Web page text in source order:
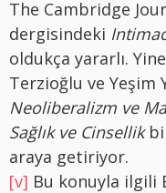
The Cambridge
dergisindeki
oldukça yararlı.
Terzioğlu ve Yeşim
Neoliberalizm ve
Sağlık ve Cinsellik
araya getiriyor.
[v] Bu konuyla ilgili